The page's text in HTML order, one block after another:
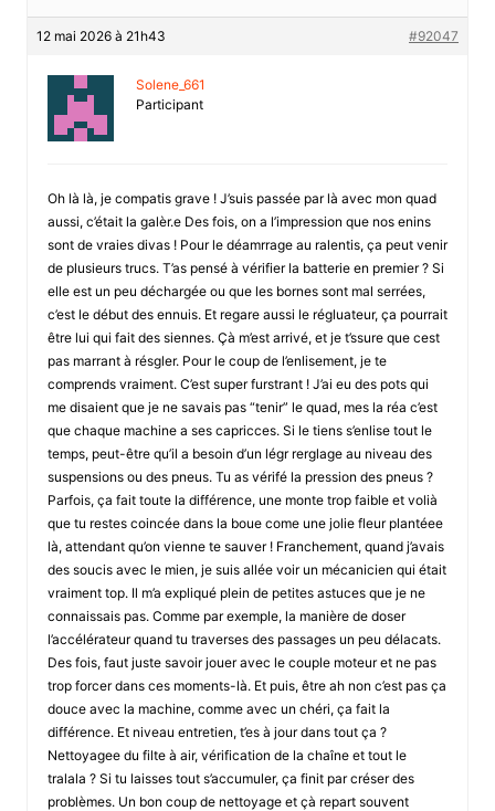
12 mai 2026 à 21h43 #92047
Solene_661
Participant
Oh là là, je compatis grave ! J’suis passée par là avec mon quad
aussi, c’était la galèr.e Des fois, on a l’impression que nos enins
sont de vraies divas ! Pour le déamrrage au ralentis, ça peut venir
de plusieurs trucs. T’as pensé à vérifier la batterie en premier ? Si
elle est un peu déchargée ou que les bornes sont mal serrées,
c’est le début des ennuis. Et regare aussi le régluateur, ça pourrait
être lui qui fait des siennes. Çà m’est arrivé, et je t’ssure que cest
pas marrant à résgler. Pour le coup de l’enlisement, je te
comprends vraiment. C’est super furstrant ! J’ai eu des pots qui
me disaient que je ne savais pas “tenir” le quad, mes la réa c’est
que chaque machine a ses capricces. Si le tiens s’enlise tout le
temps, peut-être qu’il a besoin d’un légr rerglage au niveau des
suspensions ou des pneus. Tu as vérifé la pression des pneus ?
Parfois, ça fait toute la différence, une monte trop faible et volià
que tu restes coincée dans la boue come une jolie fleur plantéee
là, attendant qu’on vienne te sauver ! Franchement, quand j’avais
des soucis avec le mien, je suis allée voir un mécanicien qui était
vraiment top. Il m’a expliqué plein de petites astuces que je ne
connaissais pas. Comme par exemple, la manière de doser
l’accélérateur quand tu traverses des passages un peu délacats.
Des fois, faut juste savoir jouer avec le couple moteur et ne pas
trop forcer dans ces moments-là. Et puis, être ah non c’est pas ça
douce avec la machine, comme avec un chéri, ça fait la
différence. Et niveau entretien, t’es à jour dans tout ça ?
Nettoyagee du filte à air, vérification de la chaîne et tout le
tralala ? Si tu laisses tout s’accumuler, ça finit par créser des
problèmes. Un bon coup de nettoyage et çà repart souvent